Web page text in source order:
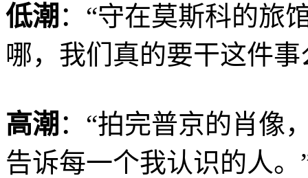
低潮 ：“守在莫斯科的旅
哪，我们真的要干这件事
高潮 ：“拍完普京的肖像
告诉每一个我认识的人。